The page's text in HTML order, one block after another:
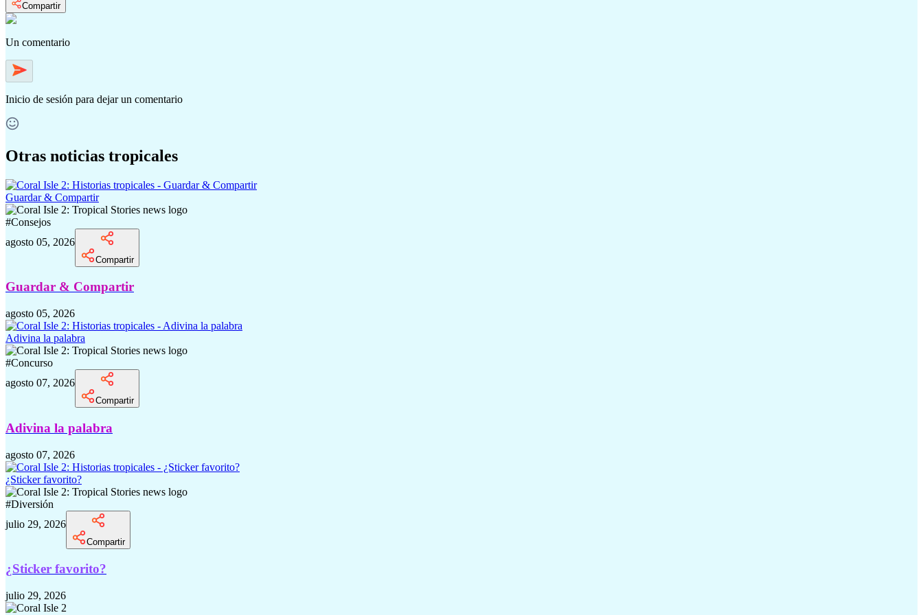
Compartir
Un comentario
Inicio de sesión para dejar un comentario
Otras noticias tropicales
Guardar & Compartir
#Consejos
agosto 05, 2026
Compartir
Guardar & Compartir
agosto 05, 2026
Adivina la palabra
#Concurso
agosto 07, 2026
Compartir
Adivina la palabra
agosto 07, 2026
¿Sticker favorito?
#Diversión
julio 29, 2026
Compartir
¿Sticker favorito?
julio 29, 2026